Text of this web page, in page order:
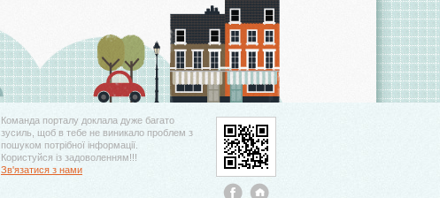
Команда порталу доклала дуже багато
зусиль, щоб в тебе не виникало проблем з
пошуком потрібної інформації.
Користуйся із задоволенням!!!
Зв'язатися з нами